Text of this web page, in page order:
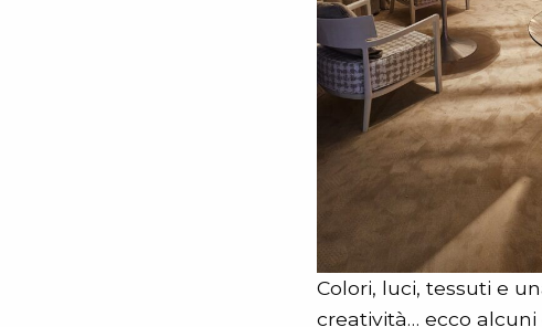
Colori, luci, tessuti e
creatività… ecco